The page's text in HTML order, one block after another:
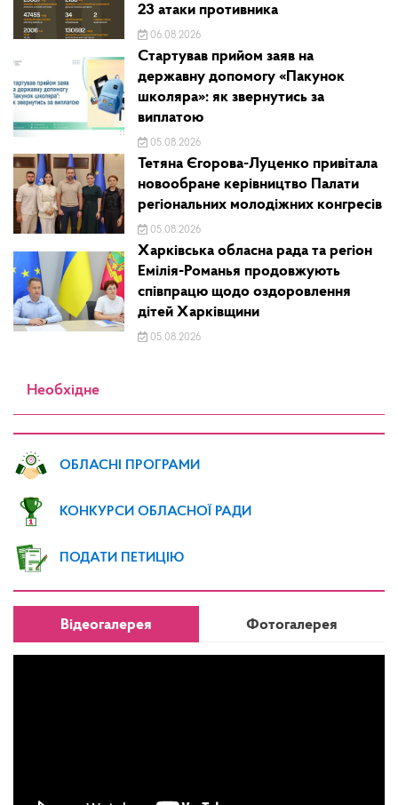
23 атаки противника
06.08.2026
Стартував прийом заяв на
державну допомогу «Пакунок
школяра»: як звернутись за
виплатою
05.08.2026
Тетяна Єгорова-Луценко привітала
новообране керівництво Палати
регіональних молодіжних конгресів
05.08.2026
Харківська обласна рада та регіон
Емілія-Романья продовжують
співпрацю щодо оздоровлення
дітей Харківщини
05.08.2026
Необхідне
ОБЛАСНІ ПРОГРАМИ
КОНКУРСИ ОБЛАСНОЇ РАДИ
ПОДАТИ ПЕТИЦІЮ
Відеогалерея Фотогалерея